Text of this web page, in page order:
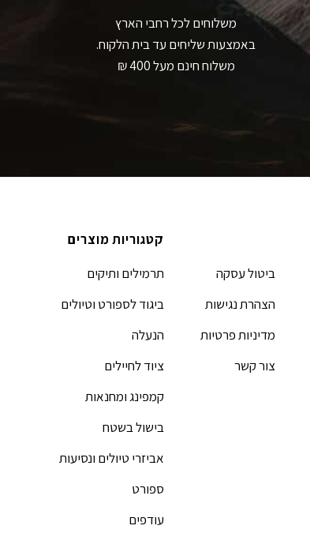
משלוחים לכל רחבי הארץ
באמצעות שליחים עד בית הלקוח.
משלוח חינם מעל 400 ₪
ביטול עסקה
הצהרת נגישות
מדיניות פרטיות
צור קשר
קטגוריות מוצרים
תרמילים ותיקים
ביגוד לספורט וטיולים
הנעלה
ציוד לחיילים
קמפינג ומחנאות
בישול בשטח
אביזרי טיולים ונסיעות
ספורט
עודפים